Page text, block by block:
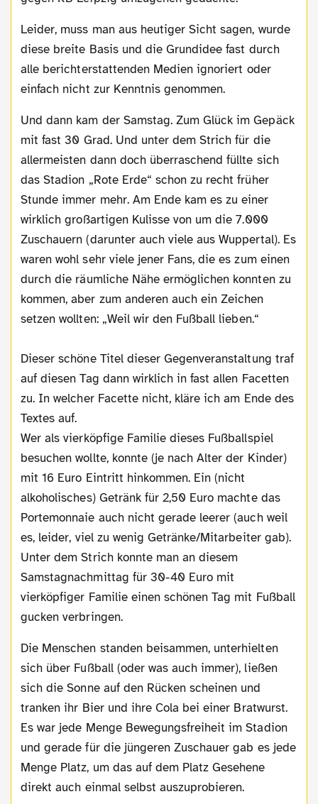
Leider, muss man aus heutiger Sicht sagen, wurde
diese breite Basis und die Grundidee fast durch
alle berichterstattenden Medien ignoriert oder
einfach nicht zur Kenntnis genommen.
Und dann kam der Samstag. Zum Glück im Gepäck
mit fast 30 Grad. Und unter dem Strich für die
allermeisten dann doch überraschend füllte sich
das Stadion „Rote Erde“ schon zu recht früher
Stunde immer mehr. Am Ende kam es zu einer
wirklich großartigen Kulisse von um die 7.000
Zuschauern (darunter auch viele aus Wuppertal). Es
waren wohl sehr viele jener Fans, die es zum einen
durch die räumliche Nähe ermöglichen konnten zu
kommen, aber zum anderen auch ein Zeichen
setzen wollten: „Weil wir den Fußball lieben.“
Dieser schöne Titel dieser Gegenveranstaltung traf
auf diesen Tag dann wirklich in fast allen Facetten
zu. In welcher Facette nicht, kläre ich am Ende des
Textes auf.
Wer als vierköpfige Familie dieses Fußballspiel
besuchen wollte, konnte (je nach Alter der Kinder)
mit 16 Euro Eintritt hinkommen. Ein (nicht
alkoholisches) Getränk für 2,50 Euro machte das
Portemonnaie auch nicht gerade leerer (auch weil
es, leider, viel zu wenig Getränke/Mitarbeiter gab).
Unter dem Strich konnte man an diesem
Samstagnachmittag für 30-40 Euro mit
vierköpfiger Familie einen schönen Tag mit Fußball
gucken verbringen.
Die Menschen standen beisammen, unterhielten
sich über Fußball (oder was auch immer), ließen
sich die Sonne auf den Rücken scheinen und
tranken ihr Bier und ihre Cola bei einer Bratwurst.
Es war jede Menge Bewegungsfreiheit im Stadion
und gerade für die jüngeren Zuschauer gab es jede
Menge Platz, um das auf dem Platz Gesehene
direkt auch einmal selbst auszuprobieren.